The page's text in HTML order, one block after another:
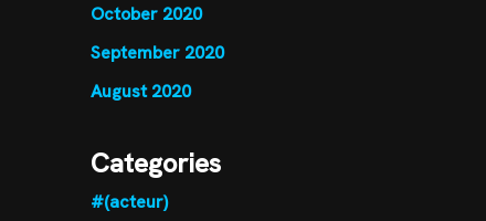
October 2020
September 2020
August 2020
Categories
#(acteur)